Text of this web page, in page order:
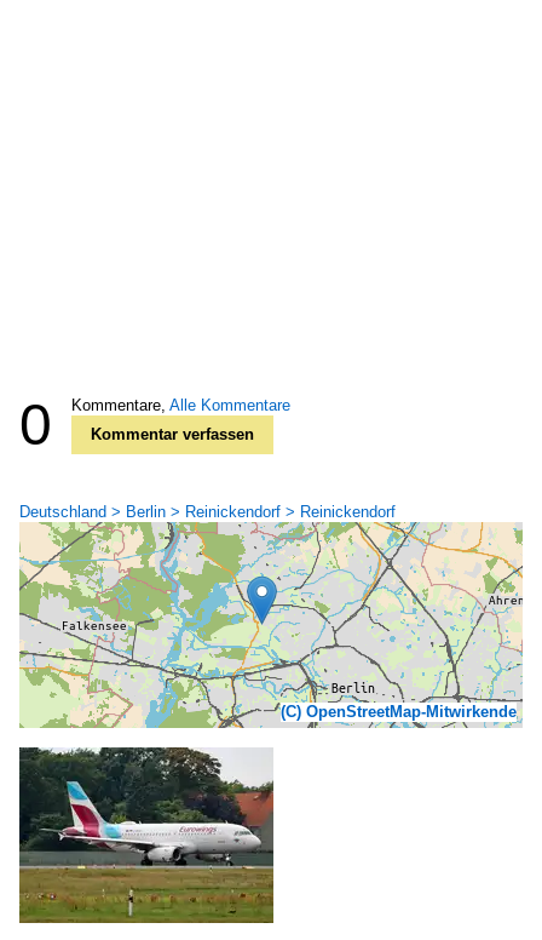
0 Kommentare, Alle Kommentare
Kommentar verfassen
Deutschland > Berlin > Reinickendorf > Reinickendorf
(C) OpenStreetMap-Mitwirkende